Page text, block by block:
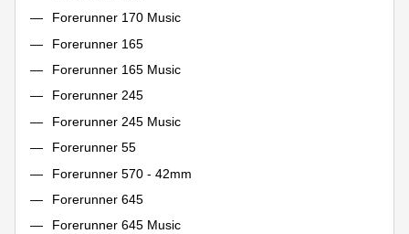
Forerunner 170 Music
Forerunner 165
Forerunner 165 Music
Forerunner 245
Forerunner 245 Music
Forerunner 55
Forerunner 570 - 42mm
Forerunner 645
Forerunner 645 Music